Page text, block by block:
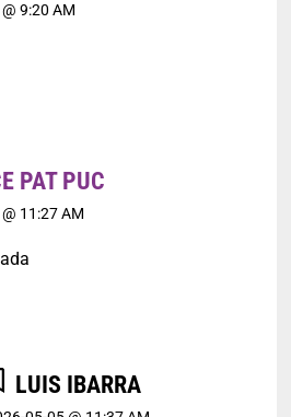
9:20 AM
PAT PUC
11:27 AM
LUIS IBARRA